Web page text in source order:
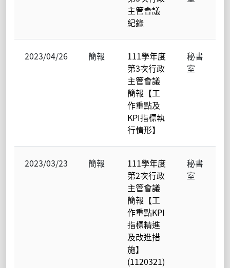
主管會議
紀錄
2023/04/26 簡報
111學年度
第3次行政
主管會議
簡報【工
作重點及
KPI指標執
行情形】
秘書
室
2023/03/23 簡報
111學年度
第2次行政
主管會議
簡報【工
作重點KPI
指標精進
及改進措
施】
(1120321)
秘書
室